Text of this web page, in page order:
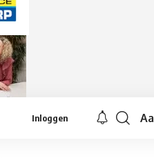
Inloggen Aa